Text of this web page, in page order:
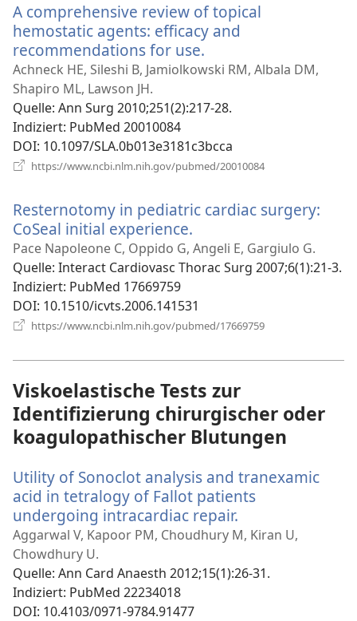
A comprehensive review of topical
hemostatic agents: efficacy and
recommendations for use.
neues
Achneck HE, Sileshi B, Jamiolkowski RM, Albala DM,
Shapiro ML, Lawson JH.
Quelle‎: Ann Surg 2010;251(2):217-28.
Indiziert‎: PubMed 20010084
DOI‎: 10.1097/SLA.0b013e3181c3bcca
https://www.ncbi.nlm.nih.gov/pubmed/20010084
Resternotomy in pediatric cardiac surgery:
CoSeal initial experience.
neues
Fenster)
Pace Napoleone C, Oppido G, Angeli E, Gargiulo G.
Quelle‎: Interact Cardiovasc Thorac Surg 2007;6(1):21-3.
Indiziert‎: PubMed 17669759
DOI‎: 10.1510/icvts.2006.141531
https://www.ncbi.nlm.nih.gov/pubmed/17669759
Viskoelastische Tests zur
Identifizierung chirurgischer oder
koagulopathischer Blutungen
Utility of Sonoclot analysis and tranexamic
acid in tetralogy of Fallot patients
undergoing intracardiac repair.
neues
Aggarwal V, Kapoor PM, Choudhury M, Kiran U,
Chowdhury U.
Quelle‎: Ann Card Anaesth 2012;15(1):26-31.
Indiziert‎: PubMed 22234018
DOI‎: 10.4103/0971-9784.91477